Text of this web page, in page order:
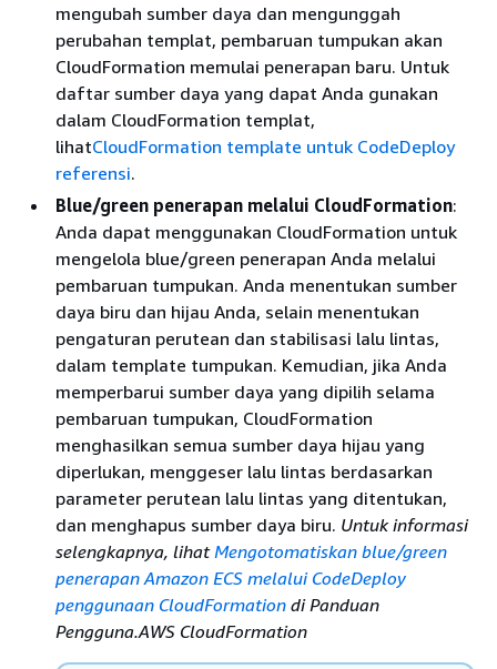
mengubah sumber daya dan mengunggah
perubahan templat, pembaruan tumpukan akan
CloudFormation memulai penerapan baru. Untuk
daftar sumber daya yang dapat Anda gunakan
dalam CloudFormation templat,
lihatCloudFormation template untuk CodeDeploy
referensi.
Blue/green penerapan melalui CloudFormation:
Anda dapat menggunakan CloudFormation untuk
mengelola blue/green penerapan Anda melalui
pembaruan tumpukan. Anda menentukan sumber
daya biru dan hijau Anda, selain menentukan
pengaturan perutean dan stabilisasi lalu lintas,
dalam template tumpukan. Kemudian, jika Anda
memperbarui sumber daya yang dipilih selama
pembaruan tumpukan, CloudFormation
menghasilkan semua sumber daya hijau yang
diperlukan, menggeser lalu lintas berdasarkan
parameter perutean lalu lintas yang ditentukan,
dan menghapus sumber daya biru. Untuk informasi
selengkapnya, lihat Mengotomatiskan blue/green
penerapan Amazon ECS melalui CodeDeploy
penggunaan CloudFormation di Panduan
Pengguna.AWS CloudFormation